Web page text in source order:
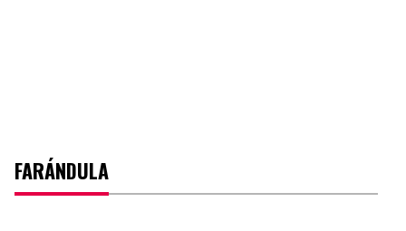
FARÁNDULA